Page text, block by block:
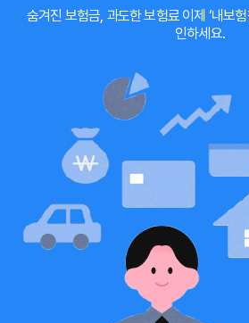
숨겨진 보험금, 과도한 보험료이제 ‘내보
인하세요.